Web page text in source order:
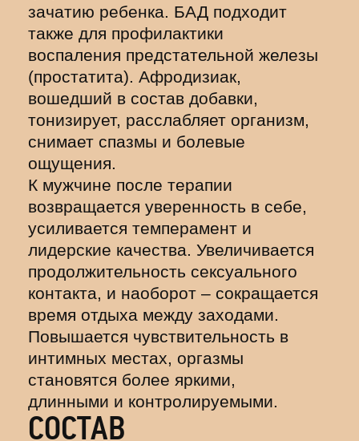
зачатию ребенка. БАД подходит
также для профилактики
воспаления предстательной железы
(простатита). Афродизиак,
вошедший в состав добавки,
тонизирует, расслабляет организм,
снимает спазмы и болевые
ощущения.
К мужчине после терапии
возвращается уверенность в себе,
усиливается темперамент и
лидерские качества. Увеличивается
продолжительность сексуального
контакта, и наоборот – сокращается
время отдыха между заходами.
Повышается чувствительность в
интимных местах, оргазмы
становятся более яркими,
длинными и контролируемыми.
СОСТАВ